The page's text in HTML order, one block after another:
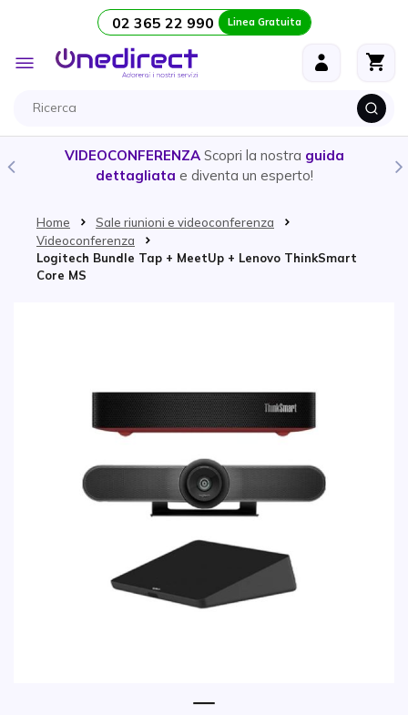
Salta al contenuto 02 365 22 990 Linea Gratuita
Toggle
Nav
VIDEOCONFERENZA Scopri la nostra guida
dettagliata e diventa un esperto!
Home
Sale riunioni e videoconferenza
Videoconferenza
Logitech Bundle Tap + MeetUp + Lenovo ThinkSmart
Core MS